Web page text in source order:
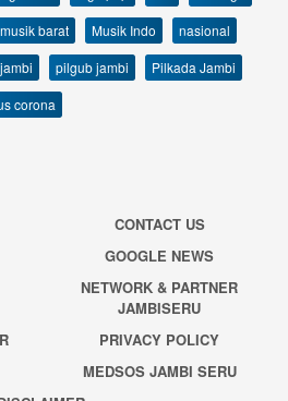
musik barat Musik Indo
nasional
pilgub jambi
Pilkada Jambi
corona
CONTACT US
GOOGLE NEWS
NETWORK & PARTNER
JAMBISERU
PRIVACY POLICY
MEDSOS JAMBI SERU